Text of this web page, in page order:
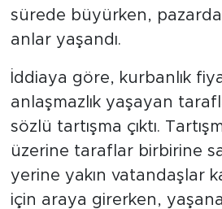
sürede büyürken,
anlar yaşandı.
İddiaya göre, kurbanlık
anlaşmazlık yaşayan
sözlü tartışma çıktı.
üzerine taraflar birbirine
yerine yakın vatandaşlar
için araya girerken,